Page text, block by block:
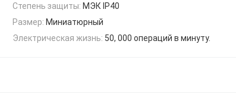
Степень защиты: МЭК IP40
Размер: Миниатюрный
Электрическая жизнь: 50, 000 операций в минуту.